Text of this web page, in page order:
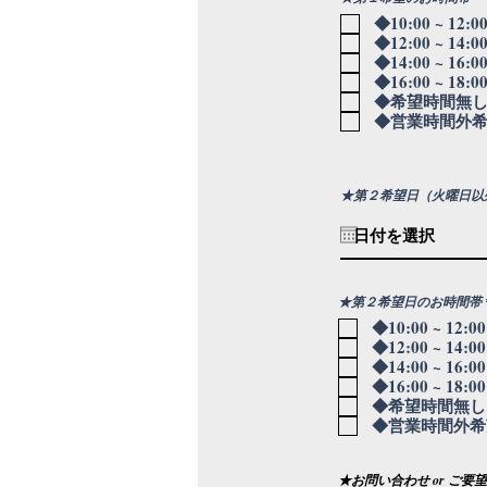
項
目
◆10:00 ~
◆12:00 ~
◆14:00 ~
◆16:00 ~
◆希望時間無し
◆営業時間外
★第２希望日（火曜日以
★第２希望日のお時間帯
◆10:00 ~
◆12:00 ~
◆14:00 ~
◆16:00 ~
◆希望時間無し
◆営業時間外
★お問い合わせ or ご要望